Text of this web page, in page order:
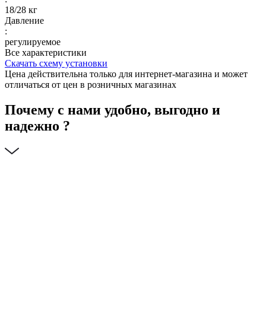
18/28 кг
Давление
:
регулируемое
Все характеристики
Скачать схему установки
Цена действительна только для интернет-магазина и может
отличаться от цен в розничных магазинах
Почему с нами удобно, выгодно и
надежно ?